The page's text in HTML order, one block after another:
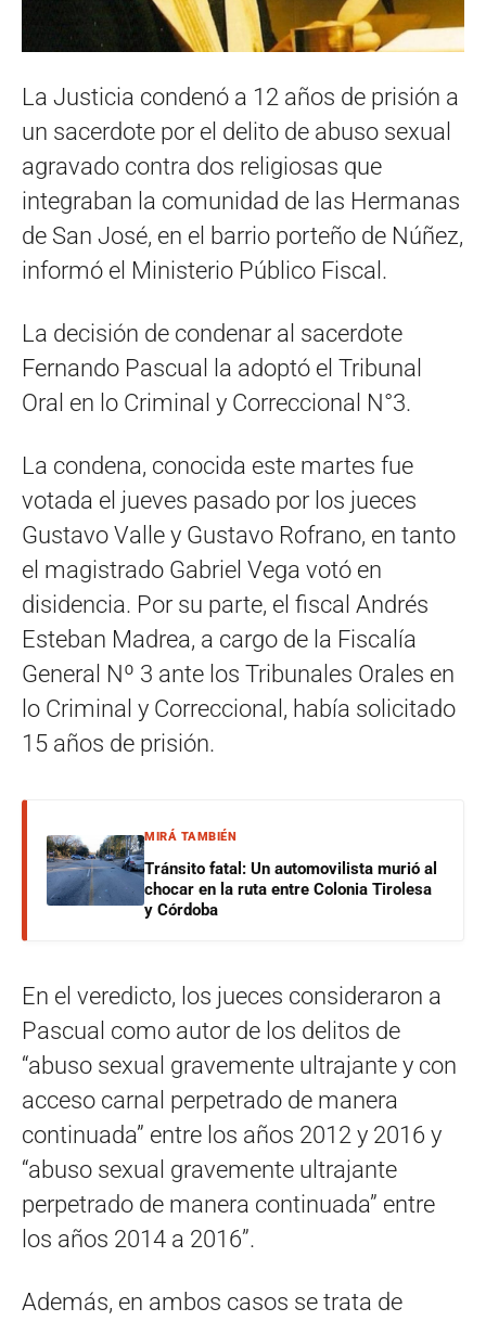
La Justicia condenó a 12 años de prisión a
un sacerdote por el delito de abuso sexual
agravado contra dos religiosas que
integraban la comunidad de las Hermanas
de San José, en el barrio porteño de Núñez,
informó el Ministerio Público Fiscal.
La decisión de condenar al sacerdote
Fernando Pascual la adoptó el Tribunal
Oral en lo Criminal y Correccional N°3.
La condena, conocida este martes fue
votada el jueves pasado por los jueces
Gustavo Valle y Gustavo Rofrano, en tanto
el magistrado Gabriel Vega votó en
disidencia. Por su parte, el fiscal Andrés
Esteban Madrea, a cargo de la Fiscalía
General Nº 3 ante los Tribunales Orales en
lo Criminal y Correccional, había solicitado
15 años de prisión.
MIRÁ TAMBIÉN
Tránsito fatal: Un automovilista murió al
chocar en la ruta entre Colonia Tirolesa
y Córdoba
En el veredicto, los jueces consideraron a
Pascual como autor de los delitos de
“abuso sexual gravemente ultrajante y con
acceso carnal perpetrado de manera
continuada” entre los años 2012 y 2016 y
“abuso sexual gravemente ultrajante
perpetrado de manera continuada” entre
los años 2014 a 2016”.
Además, en ambos casos se trata de